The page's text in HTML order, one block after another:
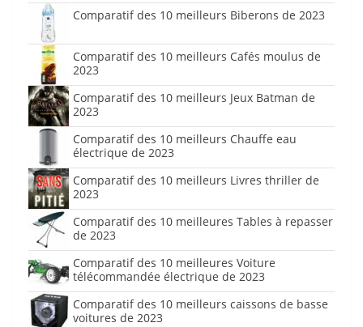
Comparatif des 10 meilleurs Biberons de 2023
Comparatif des 10 meilleurs Cafés moulus de
2023
Comparatif des 10 meilleurs Jeux Batman de
2023
Comparatif des 10 meilleurs Chauffe eau
électrique de 2023
Comparatif des 10 meilleurs Livres thriller de
2023
Comparatif des 10 meilleures Tables à repasser
de 2023
Comparatif des 10 meilleures Voiture
télécommandée électrique de 2023
Comparatif des 10 meilleurs caissons de basse
voitures de 2023